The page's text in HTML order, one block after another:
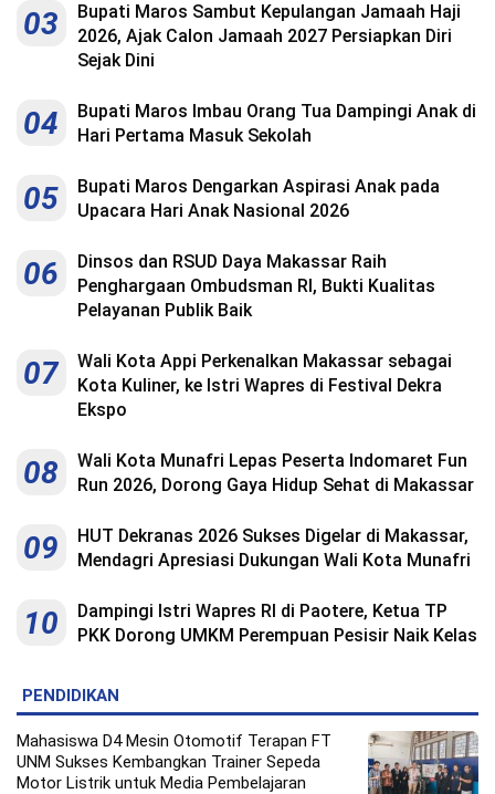
03
Bupati Maros Sambut Kepulangan Jamaah Haji
2026, Ajak Calon Jamaah 2027 Persiapkan Diri
Sejak Dini
04
Bupati Maros Imbau Orang Tua Dampingi Anak di
Hari Pertama Masuk Sekolah
05
Bupati Maros Dengarkan Aspirasi Anak pada
Upacara Hari Anak Nasional 2026
06
Dinsos dan RSUD Daya Makassar Raih
Penghargaan Ombudsman RI, Bukti Kualitas
Pelayanan Publik Baik
07
Wali Kota Appi Perkenalkan Makassar sebagai
Kota Kuliner, ke Istri Wapres di Festival Dekra
Ekspo
08
Wali Kota Munafri Lepas Peserta Indomaret Fun
Run 2026, Dorong Gaya Hidup Sehat di Makassar
09
HUT Dekranas 2026 Sukses Digelar di Makassar,
Mendagri Apresiasi Dukungan Wali Kota Munafri
10
Dampingi Istri Wapres RI di Paotere, Ketua TP
PKK Dorong UMKM Perempuan Pesisir Naik Kelas
PENDIDIKAN
Mahasiswa D4 Mesin Otomotif Terapan FT
UNM Sukses Kembangkan Trainer Sepeda
Motor Listrik untuk Media Pembelajaran